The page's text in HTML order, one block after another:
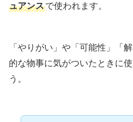
ュアンスで使われます。
「やりがい」や「可能性」「
的な物事に気がついたときに
う。